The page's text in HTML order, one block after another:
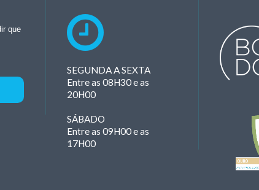
que
SEGUNDA A SEXTA
Entre as 08H30 e as
20H00
SÁBADO
Entre as 09H00 e as
17H00